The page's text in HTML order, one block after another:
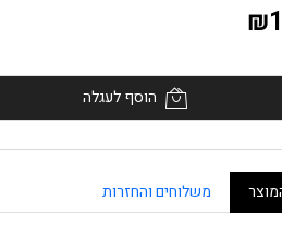
הוסף לעגלה
משלוחים והחזרות